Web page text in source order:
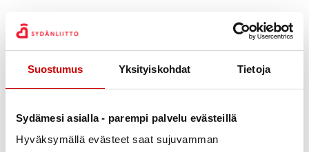
Suostumus Yksityiskohdat Tietoja
Sydämesi asialla - parempi palvelu evästeillä
Hyväksymällä evästeet saat sujuvamman
22 kiinnostunutta osallistui
tunnin ajan kestävälle reitille. Pirjo Sundman vastasi
todettiin, että ne voivat olla eri näköisiä ja muotoisia.